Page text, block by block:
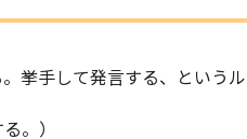
手して発言する、というル
。）